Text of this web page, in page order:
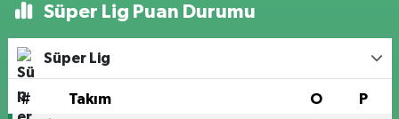
Süper Lig Puan Durumu
Süper Lig
# Takım O P